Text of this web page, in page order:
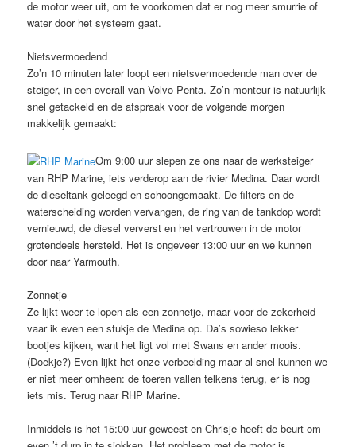
de motor weer uit, om te voorkomen dat er nog meer smurrie of
water door het systeem gaat.
Nietsvermoedend
Zo’n 10 minuten later loopt een nietsvermoedende man over de
steiger, in een overall van Volvo Penta. Zo’n monteur is natuurlijk
snel getackeld en de afspraak voor de volgende morgen
makkelijk gemaakt:
Om 9:00 uur slepen ze ons naar de werksteiger
van RHP Marine, iets verderop aan de rivier Medina. Daar wordt
de dieseltank geleegd en schoongemaakt. De filters en de
waterscheiding worden vervangen, de ring van de tankdop wordt
vernieuwd, de diesel ververst en het vertrouwen in de motor
grotendeels hersteld. Het is ongeveer 13:00 uur en we kunnen
door naar Yarmouth.
Zonnetje
Ze lijkt weer te lopen als een zonnetje, maar voor de zekerheid
vaar ik even een stukje de Medina op. Da’s sowieso lekker
bootjes kijken, want het ligt vol met Swans en ander moois.
(Doekje?) Even lijkt het onze verbeelding maar al snel kunnen we
er niet meer omheen: de toeren vallen telkens terug, er is nog
iets mis. Terug naar RHP Marine.
Inmiddels is het 15:00 uur geweest en Chrisje heeft de beurt om